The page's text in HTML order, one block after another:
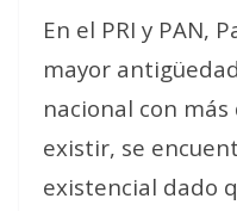
En el PRI y PAN,
mayor
nacional con
existir, se
existencial dado